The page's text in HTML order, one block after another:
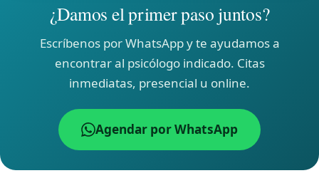
¿Damos el primer paso juntos?
Escríbenos por WhatsApp y te ayudamos a
encontrar al psicólogo indicado. Citas
inmediatas, presencial u online.
Agendar por WhatsApp